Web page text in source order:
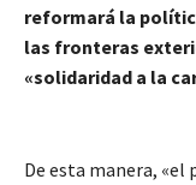
reformará la
las fronteras
«solidaridad a la
De esta manera, «el